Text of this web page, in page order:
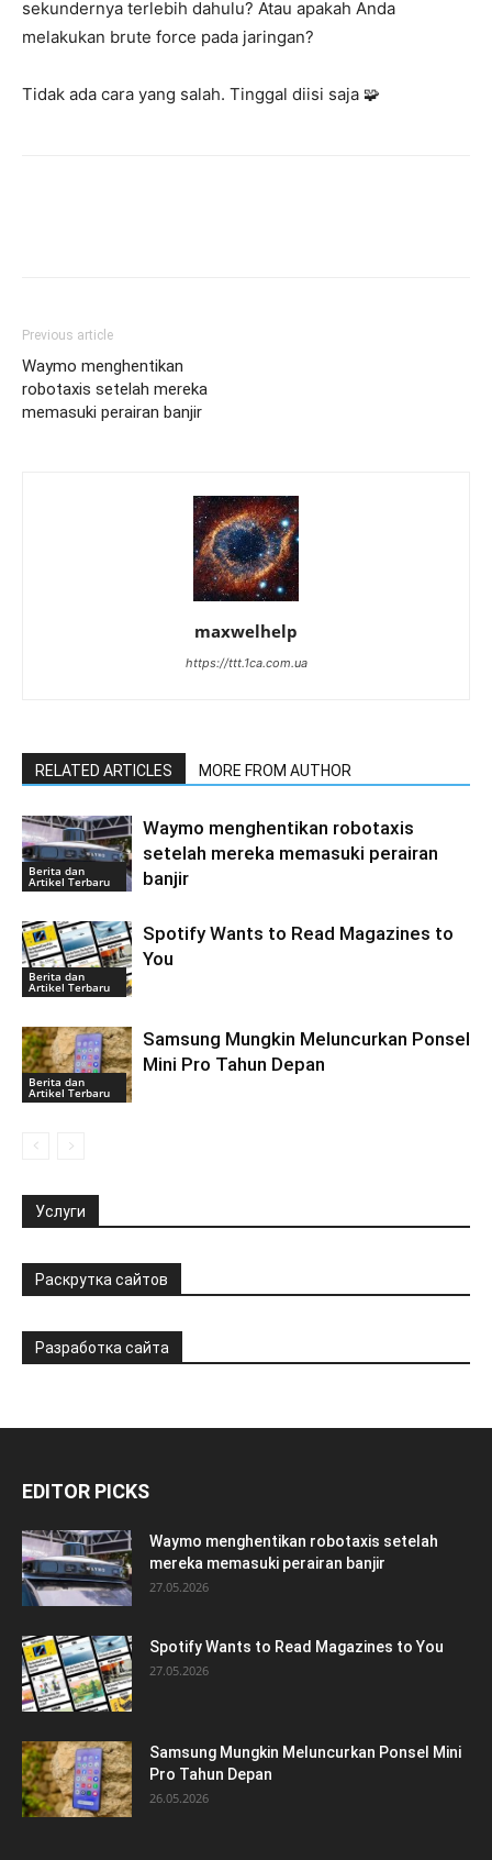
sekundernya terlebih dahulu? Atau apakah Anda
melakukan brute force pada jaringan?
Tidak ada cara yang salah. Tinggal diisi saja 🧩
Previous article
Waymo menghentikan
robotaxis setelah mereka
memasuki perairan banjir
maxwelhelp
https://ttt.1ca.com.ua
RELATED ARTICLES MORE FROM AUTHOR
Berita dan
Artikel Terbaru
Waymo menghentikan robotaxis
setelah mereka memasuki perairan
banjir
Berita dan
Artikel Terbaru
Spotify Wants to Read Magazines to
You
Berita dan
Artikel Terbaru
Samsung Mungkin Meluncurkan Ponsel
Mini Pro Tahun Depan
Услуги
Раскрутка сайтов
Разработка сайта
EDITOR PICKS
Waymo menghentikan robotaxis setelah
mereka memasuki perairan banjir
27.05.2026
Spotify Wants to Read Magazines to You
27.05.2026
Samsung Mungkin Meluncurkan Ponsel Mini
Pro Tahun Depan
26.05.2026